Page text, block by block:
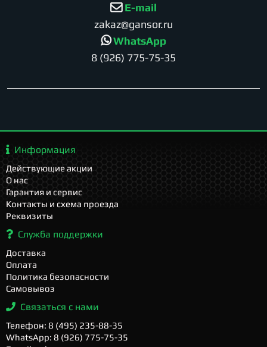
E-mail
zakaz@gansor.ru
WhatsApp
8 (926) 775-75-35
Информация
Действующие акции
О нас
Гарантия и сервис
Контакты и схема проезда
Реквизиты
Служба поддержки
Доставка
Оплата
Политика безопасности
Самовывоз
Связаться с нами
Телефон: 8 (495) 235-88-35
WhatsApp: 8 (926) 775-75-35